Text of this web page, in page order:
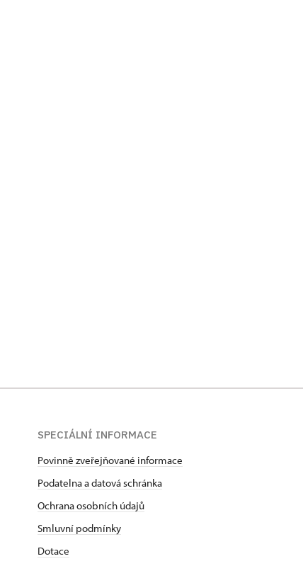
SPECIÁLNÍ INFORMACE
Povinně zveřejňované informace
Podatelna a datová schránka
Ochrana osobních údajů
Smluvní podmínky
Dotace